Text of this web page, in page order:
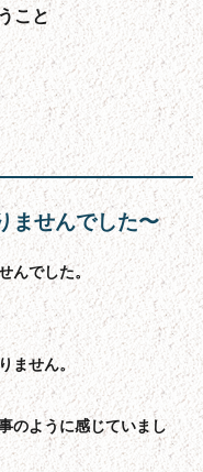
こと
ませんでした〜
んでした。
ません。
のように感じていまし